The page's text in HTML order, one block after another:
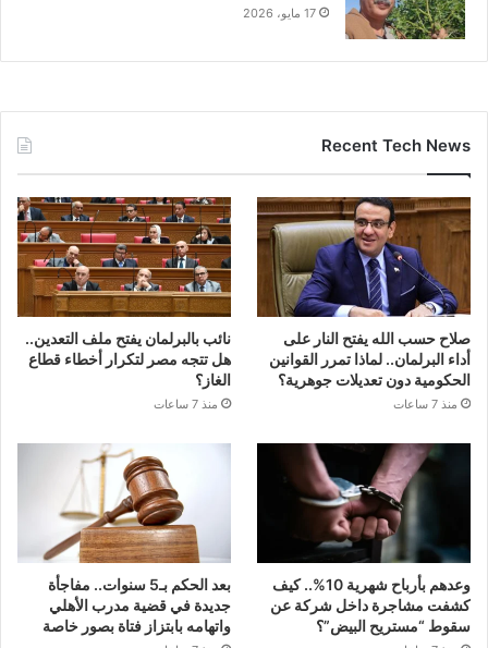
17 مايو، 2026
Recent Tech News
صلاح حسب الله يفتح النار على
أداء البرلمان.. لماذا تمرر القوانين
الحكومية دون تعديلات جوهرية؟
منذ 7 ساعات
نائب بالبرلمان يفتح ملف التعدين..
هل تتجه مصر لتكرار أخطاء قطاع
الغاز؟
منذ 7 ساعات
وعدهم بأرباح شهرية 10%.. كيف
كشفت مشاجرة داخل شركة عن
سقوط “مستريح البيض”؟
بعد الحكم بـ5 سنوات.. مفاجأة
جديدة في قضية مدرب الأهلي
واتهامه بابتزاز فتاة بصور خاصة